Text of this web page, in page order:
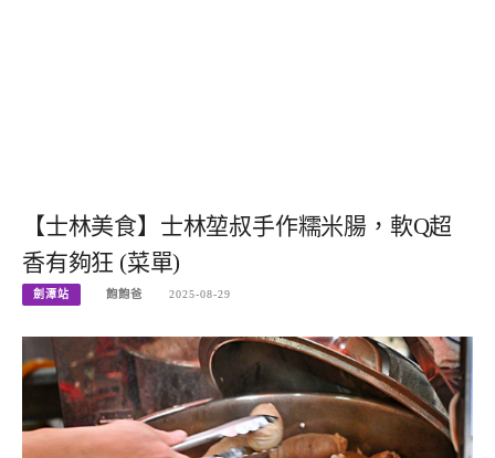
【士林美食】士林堃叔手作糯米腸，軟Q超
香有夠狂 (菜單)
劍潭站 飽飽爸 2025-08-29